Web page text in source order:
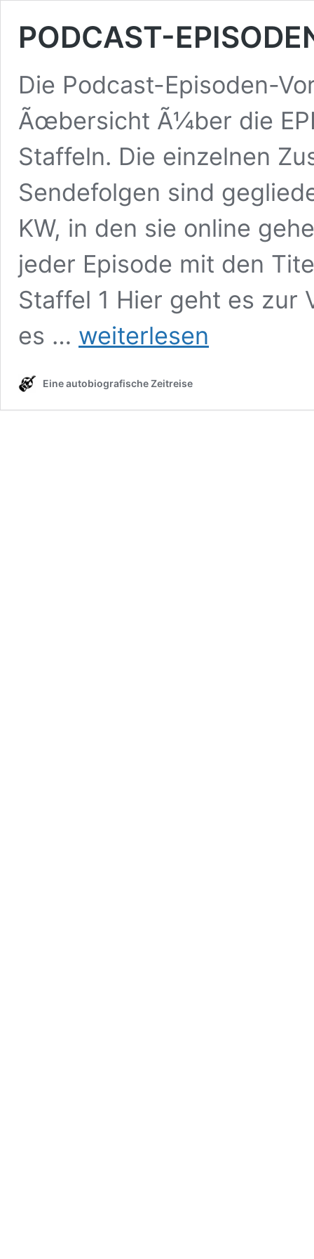
PODCAST-
Die Podcast-Episoden-
Ãœbersicht Ã¼ber die
Staffeln. Die einzelnen
Sendefolgen sind
KW, in den sie online
jeder Episode mit den
Staffel 1 Hier geht es zur
es …
PODCAST-
EPISODEN-
weiterlesen
Eine autobiografische Zeitreise